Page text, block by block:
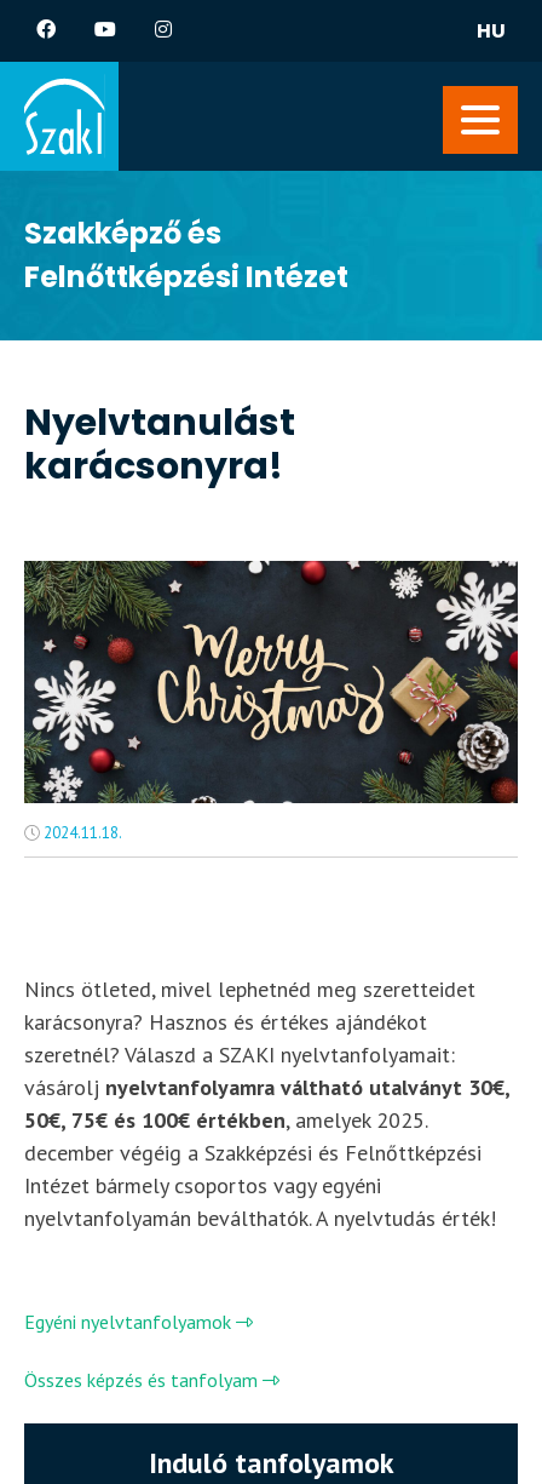
HU
Szakképző és
Felnőttképzési Intézet
Nyelvtanulást
karácsonyra!
2024.11.18.
Nincs ötleted, mivel lephetnéd meg szeretteidet
karácsonyra? Hasznos és értékes ajándékot
szeretnél? Válaszd a SZAKI nyelvtanfolyamait:
vásárolj nyelvtanfolyamra váltható utalványt 30€,
50€, 75€ és 100€ értékben, amelyek 2025.
december végéig a Szakképzési és Felnőttképzési
Intézet bármely csoportos vagy egyéni
nyelvtanfolyamán beválthatók. A nyelvtudás érték!
Egyéni nyelvtanfolyamok
Összes képzés és tanfolyam
Induló tanfolyamok